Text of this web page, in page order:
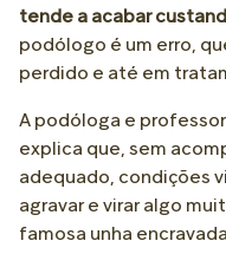
tende a acabar
podólogo é um erro,
perdido e até em
A podóloga e
explica que, sem
adequado, condições
agravar e virar algo
famosa unha